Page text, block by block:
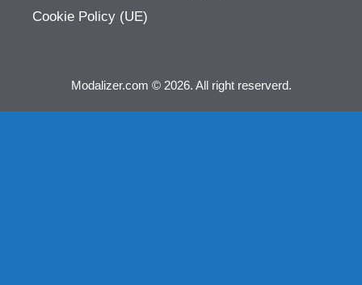
Cookie Policy (UE)
Modalizer.com © 2026. All right reserverd.